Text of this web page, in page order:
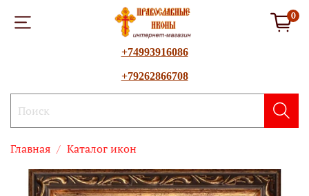
0
+74993916086
+79262866708
Главная Каталог икон